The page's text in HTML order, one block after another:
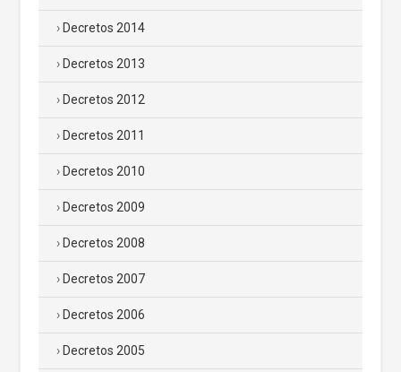
Decretos 2014
Decretos 2013
Decretos 2012
Decretos 2011
Decretos 2010
Decretos 2009
Decretos 2008
Decretos 2007
Decretos 2006
Decretos 2005